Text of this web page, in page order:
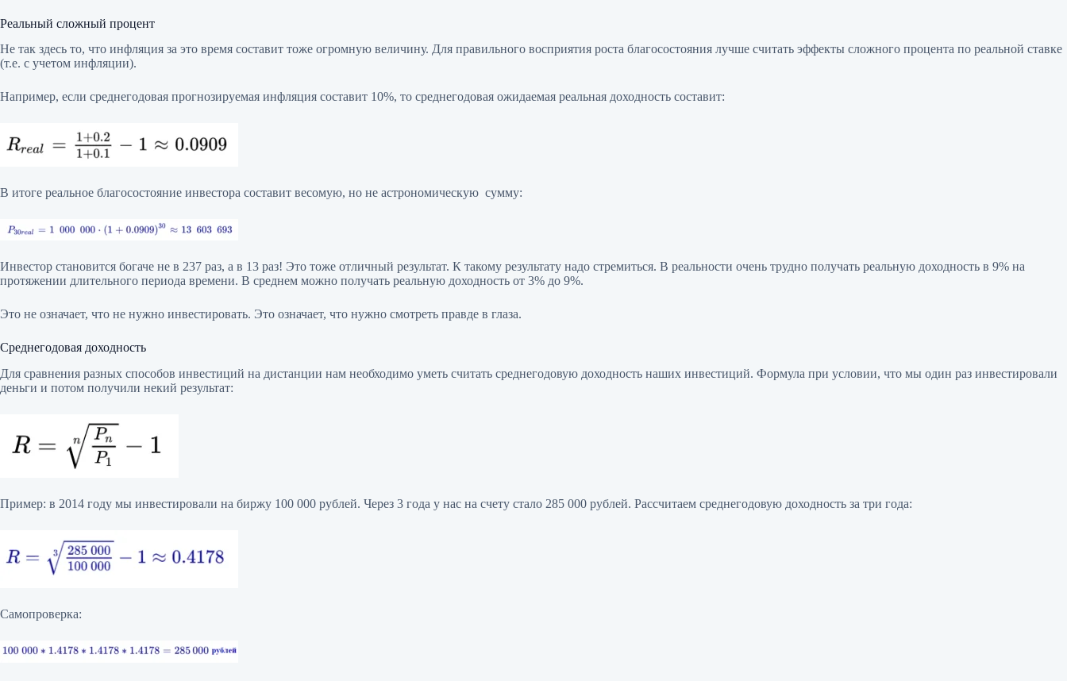
Реальный сложный процент
Не так здесь то, что инфляция за это время составит тоже огромную величину. Для правильного восприятия роста благосостояния лучше считать эффекты сложного процента по реальной ставке
(т.е. с учетом инфляции).
Например, если среднегодовая прогнозируемая инфляция составит 10%, то среднегодовая ожидаемая реальная доходность составит:
В итоге реальное благосостояние инвестора составит весомую, но не астрономическую сумму:
Инвестор становится богаче не в 237 раз, а в 13 раз! Это тоже отличный результат. К такому результату надо стремиться. В реальности очень трудно получать реальную доходность в 9% на
протяжении длительного периода времени. В среднем можно получать реальную доходность от 3% до 9%.
Это не означает, что не нужно инвестировать. Это означает, что нужно смотреть правде в глаза.
Среднегодовая доходность
Для сравнения разных способов инвестиций на дистанции нам необходимо уметь считать среднегодовую доходность наших инвестиций. Формула при условии, что мы один раз инвестировали
деньги и потом получили некий результат:
Пример: в 2014 году мы инвестировали на биржу 100 000 рублей. Через 3 года у нас на счету стало 285 000 рублей. Рассчитаем среднегодовую доходность за три года:
Самопроверка: